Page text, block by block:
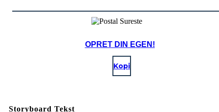
OPRET DIN EGEN!
Kopi
Storyboard Tekst